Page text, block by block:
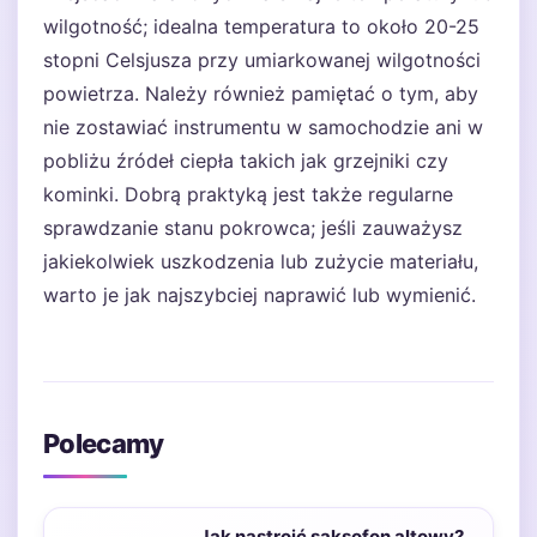
wilgotność; idealna temperatura to około 20-25
stopni Celsjusza przy umiarkowanej wilgotności
powietrza. Należy również pamiętać o tym, aby
nie zostawiać instrumentu w samochodzie ani w
pobliżu źródeł ciepła takich jak grzejniki czy
kominki. Dobrą praktyką jest także regularne
sprawdzanie stanu pokrowca; jeśli zauważysz
jakiekolwiek uszkodzenia lub zużycie materiału,
warto je jak najszybciej naprawić lub wymienić.
Polecamy